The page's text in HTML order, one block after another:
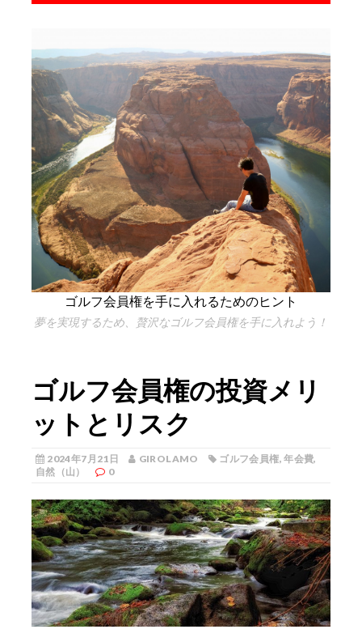
ゴルフ会員権を手に入れるためのヒント
夢を実現するため、贅沢なゴルフ会員権を手に入れよう！
ゴルフ会員権の投資メリ
ットとリスク
2024年7月21日 GIROLAMO ゴルフ会員権,年会費,
自然（山）
0